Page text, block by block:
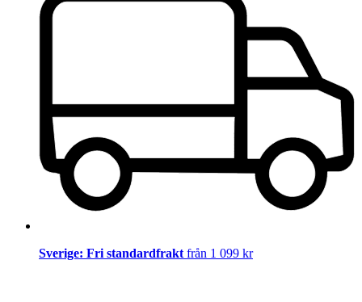
Sverige: Fri standardfrakt från 1 099 kr